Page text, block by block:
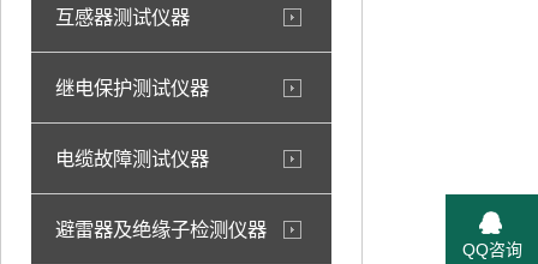
互感器测试仪器
继电保护测试仪器
电缆故障测试仪器
避雷器及绝缘子检测仪器
QQ咨询